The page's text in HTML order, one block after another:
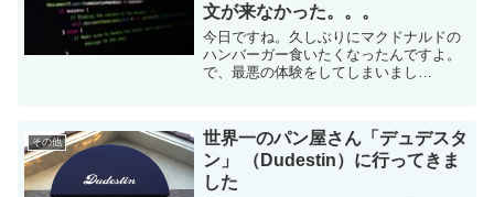
文が来なかった。。。
今日ですね。久しぶりにマクドナルドの
ハンバーガー食いたくなったんですよ。
で、最悪の体験をしてしまいまし
バーガー食いたいし。 ...
その他
世界一のパン屋さん「デュデスタ
ン」 （Dudestin）に行ってきま
した